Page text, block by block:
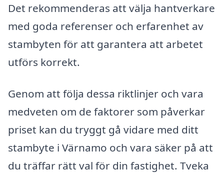
Det rekommenderas att välja hantverkare
med goda referenser och erfarenhet av
stambyten för att garantera att arbetet
utförs korrekt.
Genom att följa dessa riktlinjer och vara
medveten om de faktorer som påverkar
priset kan du tryggt gå vidare med ditt
stambyte i Värnamo och vara säker på att
du träffar rätt val för din fastighet. Tveka